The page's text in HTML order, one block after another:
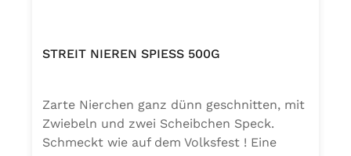
STREIT NIEREN SPIESS 500G
Zarte Nierchen ganz dünn geschnitten, mit
Zwiebeln und zwei Scheibchen Speck.
Schmeckt wie auf dem Volksfest ! Eine